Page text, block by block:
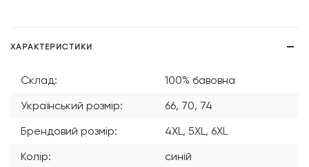
ХАРАКТЕРИСТИКИ
Склад:
100% бавовна
Український розмір:
66, 70, 74
Брендовий розмір:
4XL, 5XL, 6XL
Колір:
синій